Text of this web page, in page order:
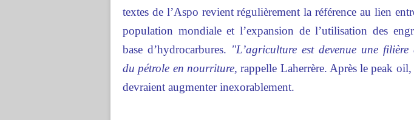
textes de l’Aspo revient régulièrement la référence au lien
population mondiale et l’expansion de l’utilisation des
base d’hydrocarbures. "L’agriculture est devenue une
du pétrole en nourriture, rappelle Laherrère. Après le peak
devraient augmenter inexorablement.